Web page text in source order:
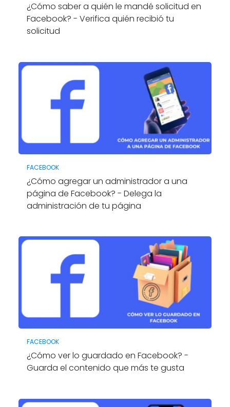
¿Cómo saber a quién le mandé solicitud en
Facebook? - Verifica quién recibió tu
solicitud
FACEBOOK
¿Cómo agregar un administrador a una
página de Facebook? - Delega la
administración de tu página
FACEBOOK
¿Cómo ver lo guardado en Facebook? -
Guarda el contenido que más te gusta